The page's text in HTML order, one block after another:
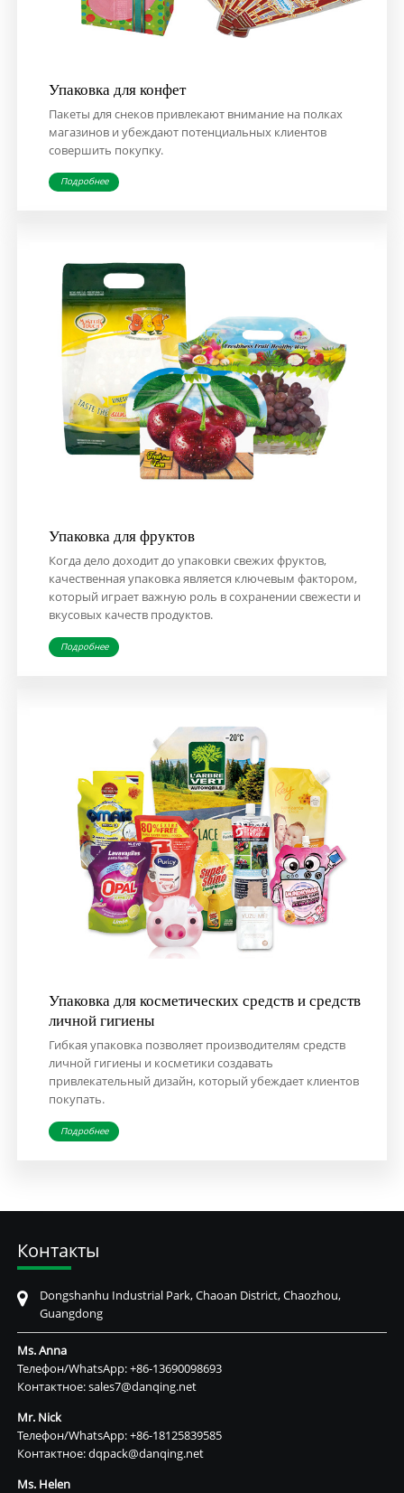
Упаковка для конфет
Пакеты для снеков привлекают внимание на полках
магазинов и убеждают потенциальных клиентов
совершить покупку.
Подробнее
Упаковка для фруктов
Когда дело доходит до упаковки свежих фруктов,
качественная упаковка является ключевым фактором,
который играет важную роль в сохранении свежести и
вкусовых качеств продуктов.
Подробнее
Упаковка для косметических средств и средств
личной гигиены
Гибкая упаковка позволяет производителям средств
личной гигиены и косметики создавать
привлекательный дизайн, который убеждает клиентов
покупать.
Подробнее
Контакты
Dongshanhu Industrial Park, Chaoan District, Chaozhou,
Guangdong
Ms. Anna
Телефон/WhatsApp:+86-13690098693
Контактное:sales7@danqing.net
Mr. Nick
Телефон/WhatsApp:+86-18125839585
Контактное:dqpack@danqing.net
Ms. Helen